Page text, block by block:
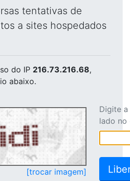
tentativas de
a sites hospedados
do IP 216.73.216.68,
abaixo.
[trocar imagem]
Digite
lado no